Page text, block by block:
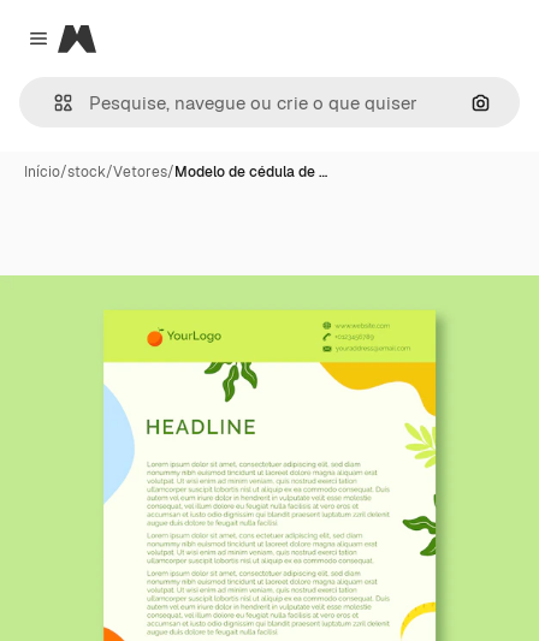
Close menu
Magnific
Início/stock/Vetores/Modelo de cédula de …